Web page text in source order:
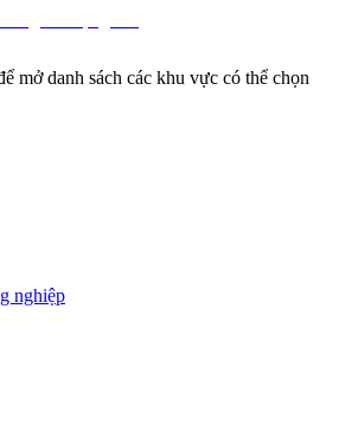
mở danh sách các khu vực có thể chọn
nghiệp